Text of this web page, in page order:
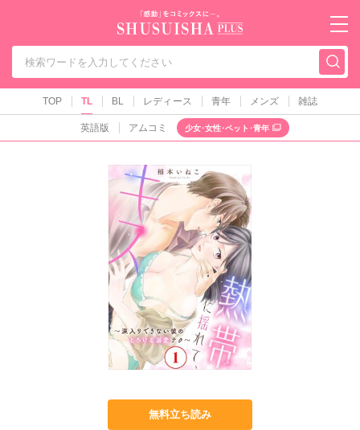
秋水社PLUS（テ
TOP TL BL レディース 青年 メンズ 雑誌
英語版 アムコミ 少女･女性･ペット･青年
無料立ち読み